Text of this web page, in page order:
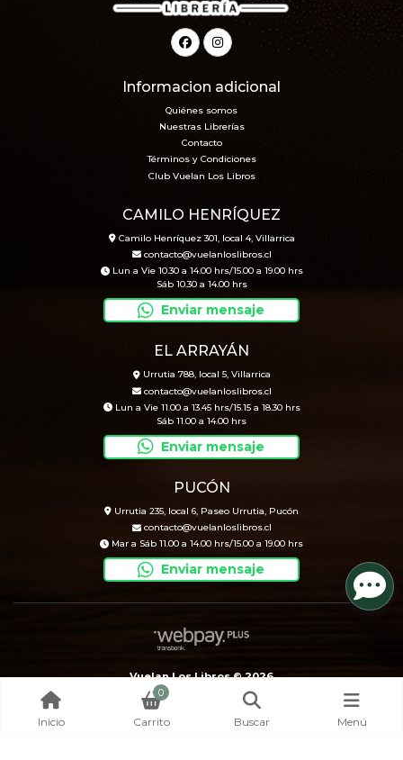
Informacion adicional
Quiénes somos
Nuestras Librerías
Contacto
Términos y Condiciones
Club Vuelan Los Libros
CAMILO HENRÍQUEZ
Camilo Henríquez 301, local 4, Villarrica
contacto@vuelanloslibros.cl
Lun a Vie 10.30 a 14.00 hrs/15.00 a 19.00 hrs
Sáb 10.30 a 14.00 hrs
Enviar mensaje
EL ARRAYÁN
Urrutia 788, local 5, Villarrica
contacto@vuelanloslibros.cl
Lun a Vie 11.00 a 13.45 hrs/15.15 a 18.30 hrs
Sáb 11.00 a 14.00 hrs
Enviar mensaje
PUCÓN
Urrutia 235, local 6, Paseo Urrutia, Pucón
contacto@vuelanloslibros.cl
Mar a Sáb 11.00 a 14.00 hrs/15.00 a 19.00 hrs
Enviar mensaje
Vuelan Los Libros © 2026
Creado por
Bsale
Inicio
0
Carrito Buscar Menú